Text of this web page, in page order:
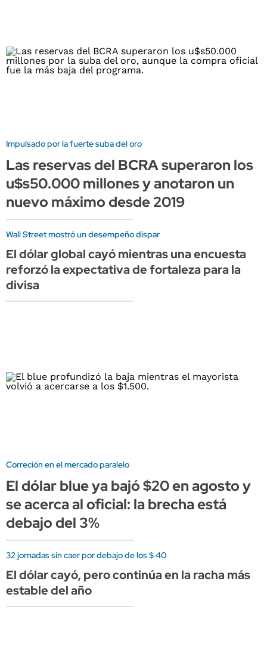
Impulsado por la fuerte suba del oro
Las reservas del BCRA superaron los
u$s50.000 millones y anotaron un
nuevo máximo desde 2019
Wall Street mostró un desempeño dispar
El dólar global cayó mientras una encuesta
reforzó la expectativa de fortaleza para la
divisa
Correción en el mercado paralelo
El dólar blue ya bajó $20 en agosto y
se acerca al oficial: la brecha está
debajo del 3%
32 jornadas sin caer por debajo de los $ 40
El dólar cayó, pero continúa en la racha más
estable del año